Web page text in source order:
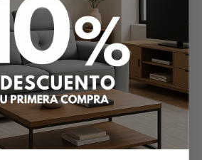
Compacta 101x30 cm por 79 €. Estantería
versátil. Medidas: 30x101x24 cm. Ideal para
cualquier estancia. Precio: 79?€.
de Pared – 101x30 cmpor 94,80 €. Producto
e imágenes deEstantería Liana de
P278, pertenece a las categorías
(177).
y de similares características a
– 101x30 cmen "Almacenaje", "Estanterías".